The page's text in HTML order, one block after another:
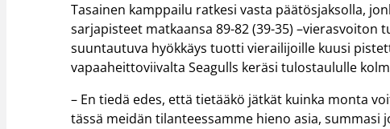
Tasainen kamppailu ratkesi vasta päätösjaksolla,
sarjapisteet matkaansa 89-82 (39-35) –vierasvoiton
suuntautuva hyökkäys tuotti vierailijoille kuusi
vapaaheittoviivalta Seagulls keräsi tulostaululle
– En tiedä edes, että tietääkö jätkät kuinka monta
tässä meidän tilanteessamme hieno asia, summasi